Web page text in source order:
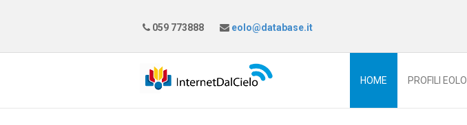
059 773888 eolo@database.it
HOME PROFILI EOLO